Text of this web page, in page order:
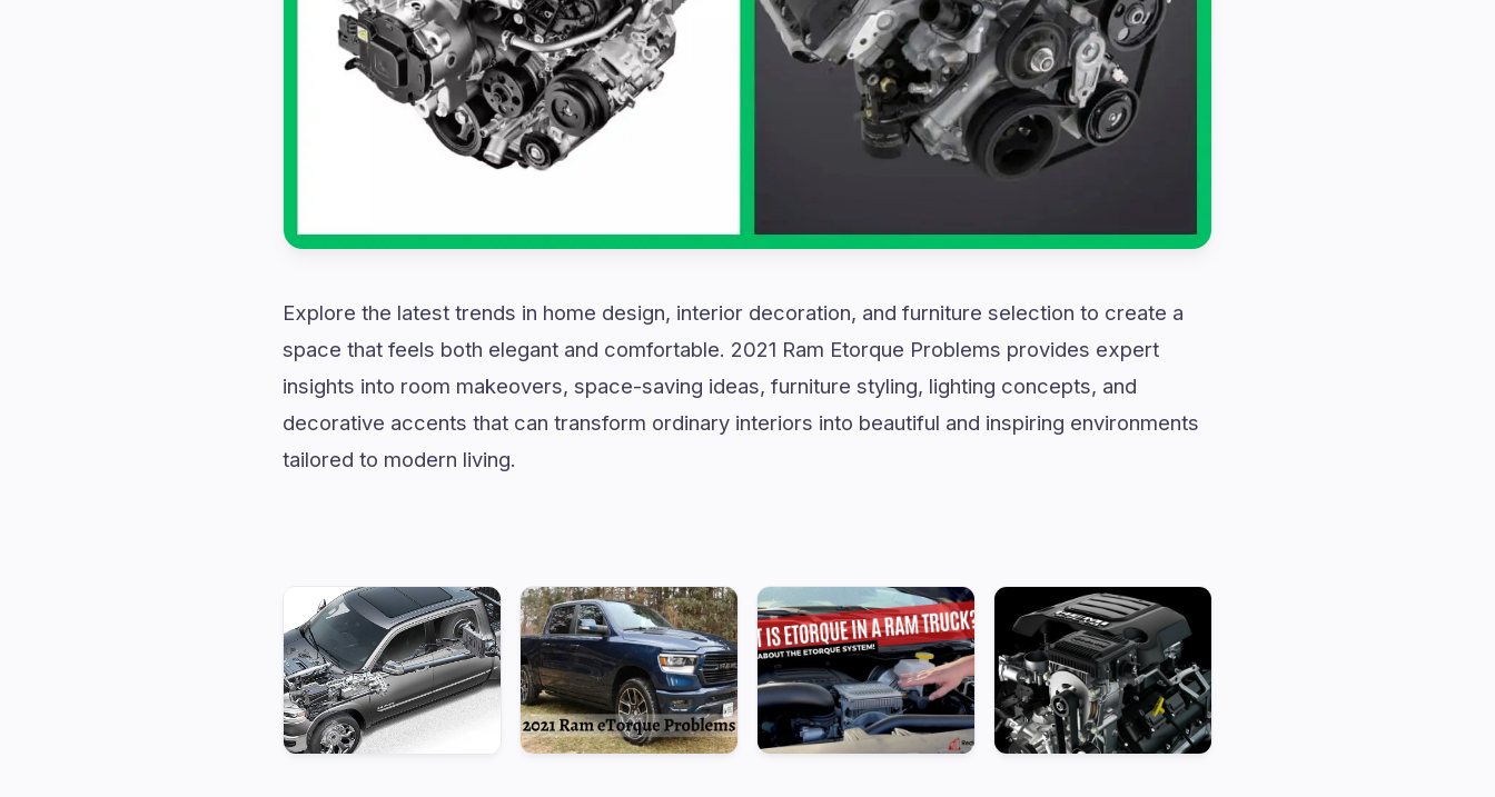
Explore the latest trends in home design, interior decoration, and furniture selection to create a
space that feels both elegant and comfortable. 2021 Ram Etorque Problems provides expert
insights into room makeovers, space-saving ideas, furniture styling, lighting concepts, and
decorative accents that can transform ordinary interiors into beautiful and inspiring environments
tailored to modern living.